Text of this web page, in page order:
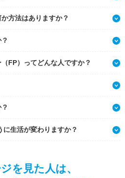
方法はありますか？
FP）ってどんな人ですか？
生活が変わりますか？
を見た人は、